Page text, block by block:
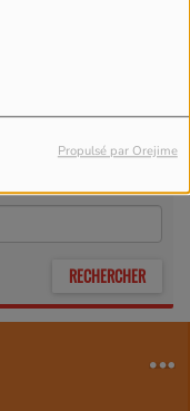
Propulsé par Orejime